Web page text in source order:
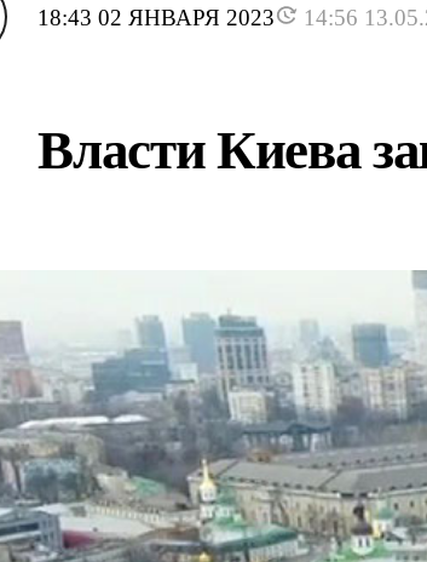
18:43 02 ЯНВАРЯ 2023 14:56
Власти Киева